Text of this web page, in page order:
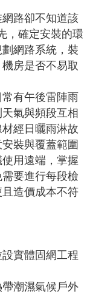
路卻不知道該
，確定安裝的環
網路系統，裝
房是否不易取
有午後雷陣雨
氣與頻段互相
經日曬雨淋故
裝與覆蓋範圍
用遠端，掌握
要進行每段檢
造價成本不符
實體固網工程
潮濕氣候戶外